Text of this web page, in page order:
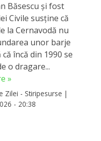
Băsescu și fost
Civile susține că
la Cernavodă nu
unor barje
încă din 1990 se
o dragare...
»
Zilei - Stiripesurse |
- 20:38